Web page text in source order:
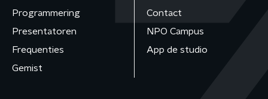
Programmering
Presentatoren
Frequenties
Gemist
Contact
NPO Campus
App de studio